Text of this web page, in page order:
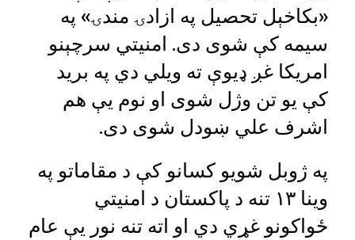
«بکاخېل تحصیل په ازادۍ مندۍ» په
سیمه کې شوی دی. امنیتي سرچېنو
امریکا غږ ډیوې ته ویلي دي په برید
کې یو تن وژل شوی او نوم یې هم
اشرف علي ښودل شوی دی.
په ژوبل شویو کسانو کې د مقاماتو په
وینا ۱۳ تنه د پاکستان د امنیتي
ځواکونو غړي دي او اته تنه نور یې عام